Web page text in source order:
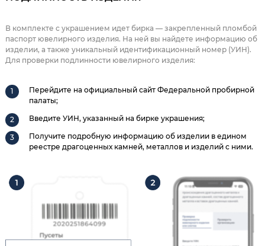
В комплекте с украшением идет бирка — закрепленный пломбой
паспорт ювелирного изделия. На ней вы найдете информацию об
изделии, а также уникальный идентификационный номер (УИН).
Для проверки подлинности ювелирного изделия:
Перейдите на официальный сайт Федеральной пробирной
палаты;
Введите УИН, указанный на бирке украшения;
Получите подробную информацию об изделии в едином
реестре драгоценных камней, металлов и изделий с ними.